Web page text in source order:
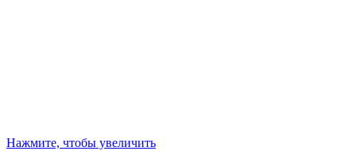
Нажмите, чтобы увеличить